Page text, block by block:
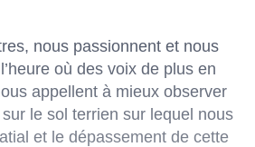
nous passionnent et nous
où des voix de plus en
appellent à mieux observer
le sol terrien sur lequel nous
et le dépassement de cette